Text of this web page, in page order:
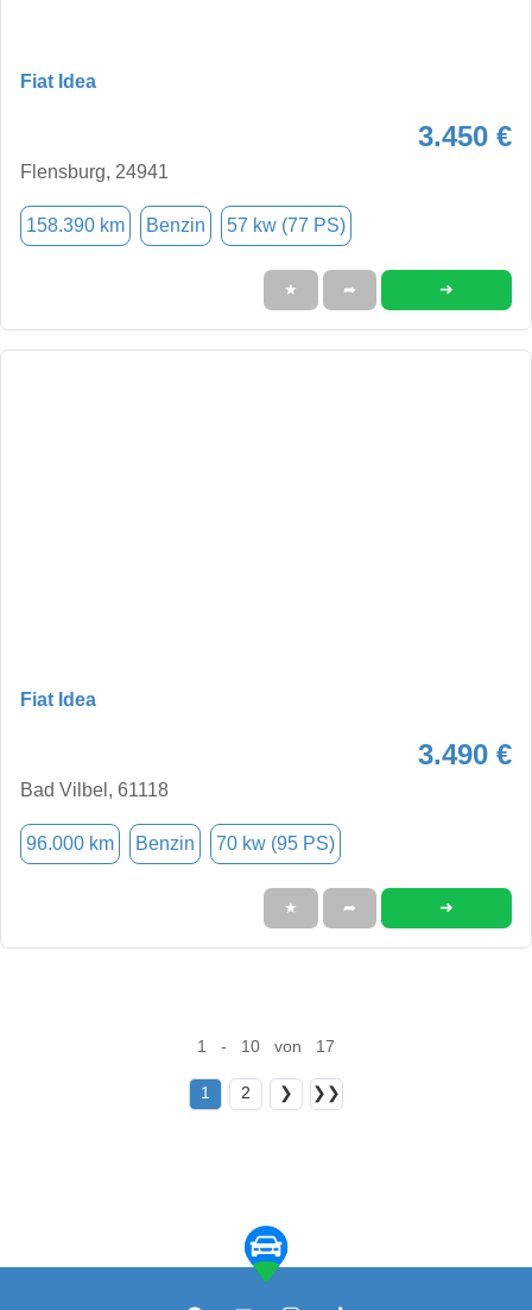
Fiat Idea
3.450 €
Flensburg, 24941
158.390 km Benzin 57 kw (77 PS)
★ ➦ ➜
Fiat Idea
3.490 €
Bad Vilbel, 61118
96.000 km Benzin 70 kw (95 PS)
★ ➦ ➜
1 - 10 von 17
1 2 ❯ ❯❯